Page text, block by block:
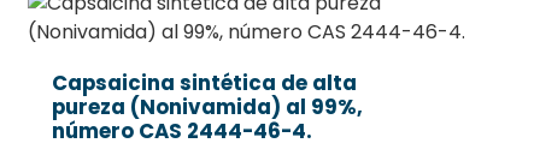
Capsaicina sintética de alta
pureza (Nonivamida) al 99%,
número CAS 2444-46-4.